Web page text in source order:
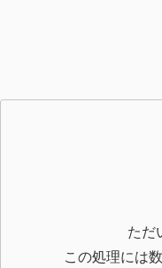
ただ
この処理には